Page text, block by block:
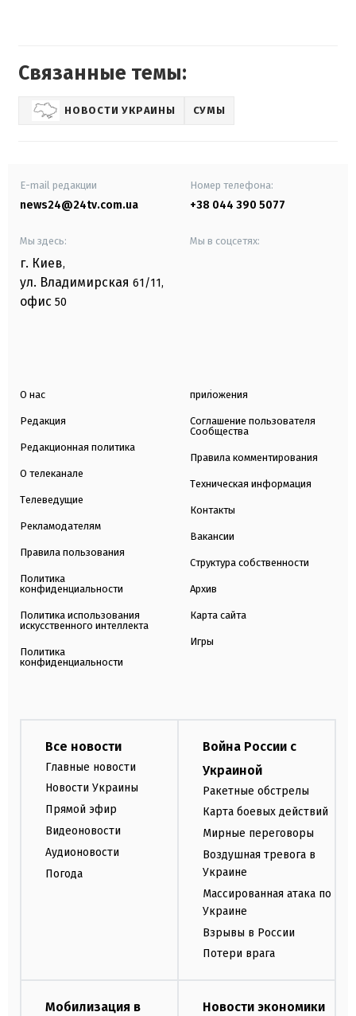
Связанные темы:
НОВОСТИ УКРАИНЫ СУМЫ
E-mail редакции
news24@24tv.com.ua
Номер телефона:
+38 044 390 5077
Мы здесь:
г. Киев,
ул. Владимирская 61/11,
офис 50
Мы в соцсетях:
О нас
Редакция
Редакционная политика
О телеканале
Телеведущие
Рекламодателям
Правила пользования
Политика
конфиденциальности
Политика использования
искусственного интеллекта
Политика
конфиденциальности
приложения
Соглашение пользователя
Сообщества
Правила комментирования
Техническая информация
Контакты
Вакансии
Структура собственности
Архив
Карта сайта
Игры
Все новости
Главные новости
Новости Украины
Прямой эфир
Видеоновости
Аудионовости
Погода
Война России с
Украиной
Ракетные обстрелы
Карта боевых действий
Мирные переговоры
Воздушная тревога в
Украине
Массированная атака по
Украине
Взрывы в России
Потери врага
Мобилизация в
Новости экономики